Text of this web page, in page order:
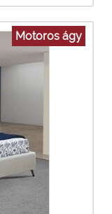
Motoros ágy